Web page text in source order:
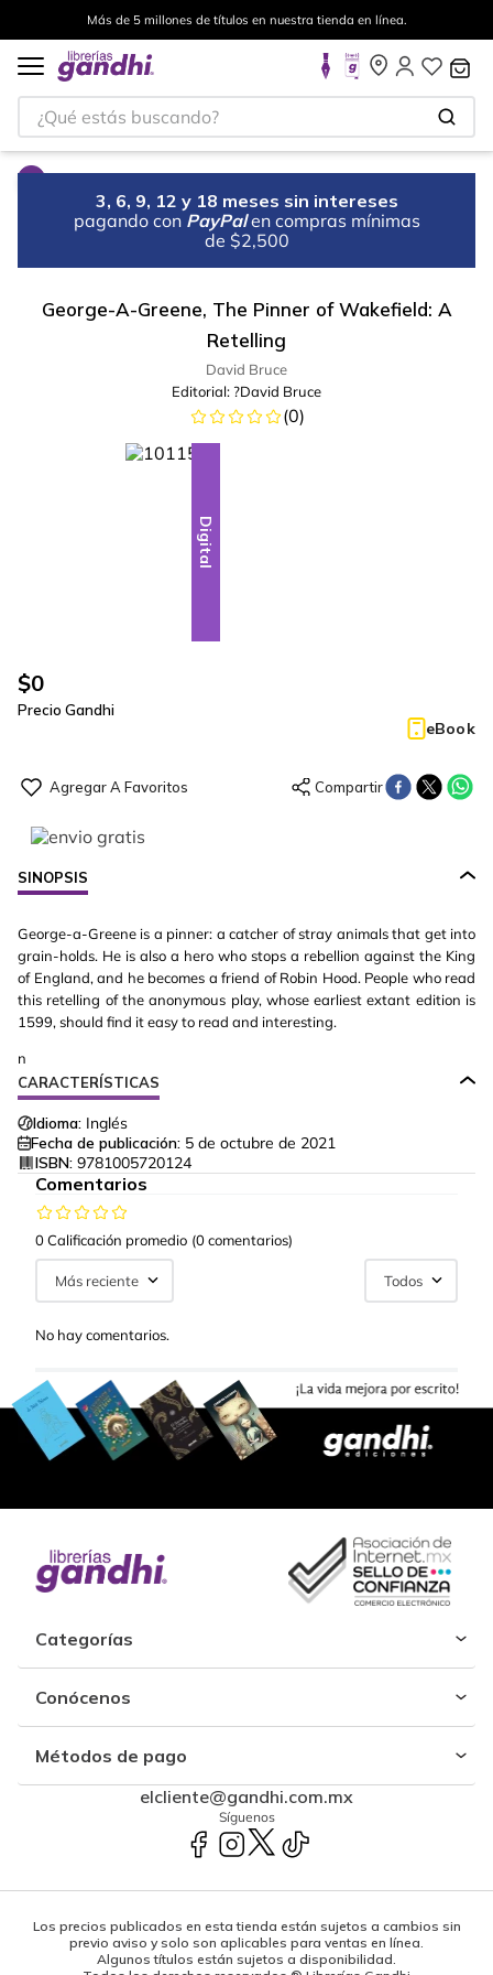
Más de 5 millones de títulos en nuestra tienda en línea.
¿Qué estás buscando?
3, 6, 9, 12 y 18 meses sin intereses
pagando con PayPal en compras mínimas
de $2,500
George-A-Greene, The Pinner of Wakefield: A
Retelling
David Bruce
Editorial: ?David Bruce
(0)
Digital
$0
Precio Gandhi
eBook
SINOPSIS
George-a-Greene is a pinner: a catcher of stray animals that get into
grain-holds. He is also a hero who stops a rebellion against the King
of England, and he becomes a friend of Robin Hood. People who read
this retelling of the anonymous play, whose earliest extant edition is
1599, should find it easy to read and interesting.
n
CARACTERÍSTICAS
Idioma: Inglés
Fecha de publicación: 5 de octubre de 2021
ISBN: 9781005720124
Comentarios
0 Calificación promedio (0 comentarios)
Más reciente Todos
No hay comentarios.
Categorías
Conócenos
Métodos de pago
elcliente@gandhi.com.mx
Síguenos
Los precios publicados en esta tienda están sujetos a cambios sin
previo aviso y solo son aplicables para ventas en línea.
Algunos títulos están sujetos a disponibilidad.